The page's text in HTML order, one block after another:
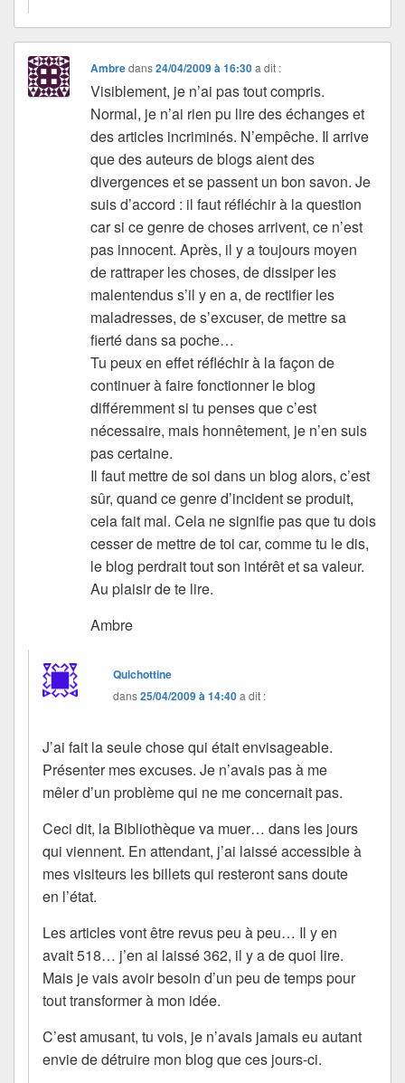
Ambredans24/04/2009 à 16:30 a dit :
Visiblement, je n’ai pas tout compris.
Normal, je n’ai rien pu lire des échanges et
des articles incriminés. N’empêche. Il arrive
que des auteurs de blogs aient des
divergences et se passent un bon savon. Je
suis d’accord : il faut réfléchir à la question
car si ce genre de choses arrivent, ce n’est
pas innocent. Après, il y a toujours moyen
de rattraper les choses, de dissiper les
malentendus s’il y en a, de rectifier les
maladresses, de s’excuser, de mettre sa
fierté dans sa poche…
Tu peux en effet réfléchir à la façon de
continuer à faire fonctionner le blog
différemment si tu penses que c’est
nécessaire, mais honnêtement, je n’en suis
pas certaine.
Il faut mettre de soi dans un blog alors, c’est
sûr, quand ce genre d’incident se produit,
cela fait mal. Cela ne signifie pas que tu dois
cesser de mettre de toi car, comme tu le dis,
le blog perdrait tout son intérêt et sa valeur.
Au plaisir de te lire.
Ambre
Quichottine
dans25/04/2009 à 14:40a dit :
J’ai fait la seule chose qui était envisageable.
Présenter mes excuses. Je n’avais pas à me
mêler d’un problème qui ne me concernait pas.
Ceci dit, la Bibliothèque va muer… dans les jours
qui viennent. En attendant, j’ai laissé accessible à
mes visiteurs les billets qui resteront sans doute
en l’état.
Les articles vont être revus peu à peu… Il y en
avait 518… j’en ai laissé 362, il y a de quoi lire.
Mais je vais avoir besoin d’un peu de temps pour
tout transformer à mon idée.
C’est amusant, tu vois, je n’avais jamais eu autant
envie de détruire mon blog que ces jours-ci.